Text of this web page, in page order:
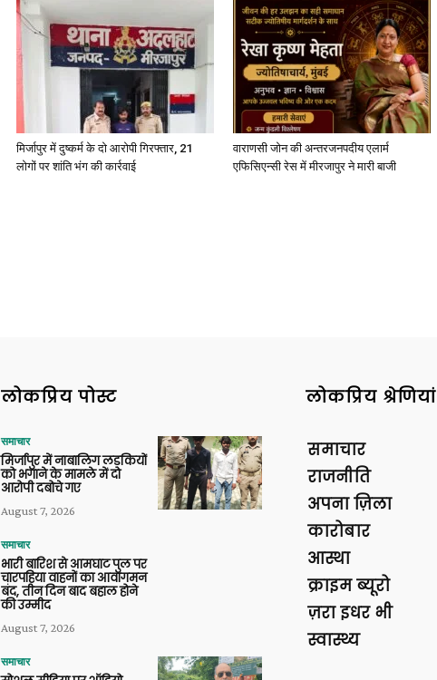
मिर्जापुर में दुष्कर्म के दो आरोपी गिरफ्तार, 21
लोगों पर शांति भंग की कार्रवाई
वाराणसी जोन की अन्तरजनपदीय एलार्म
एफिसिएन्सी रेस में मीरजापुर ने मारी बाजी
लोकप्रिय पोस्ट
समाचार
मिर्जापुर में नाबालिग लड़कियों
को भगाने के मामले में दो
आरोपी दबोचे गए
August 7, 2026
समाचार
भारी बारिश से आमघाट पुल पर
चारपहिया वाहनों का आवागमन
बंद, तीन दिन बाद बहाल होने
की उम्मीद
August 7, 2026
समाचार
लोकप्रिय श्रेणियां
समाचार
राजनीति
अपना ज़िला
कारोबार
आस्था
क्राइम ब्यूरो
ज़रा इधर भी
स्वास्थ्य